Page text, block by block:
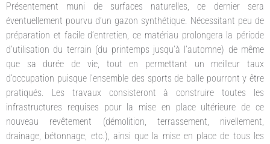
Présentement muni de surfaces naturelles, ce dernier sera
éventuellement pourvu d’un gazon synthétique. Nécessitant peu de
préparation et facile d’entretien, ce matériau prolongera la période
d’utilisation du terrain (du printemps jusqu’à l’automne) de même
que sa durée de vie, tout en permettant un meilleur taux
d’occupation puisque l’ensemble des sports de balle pourront y être
pratiqués. Les travaux consisteront à construire toutes les
infrastructures requises pour la mise en place ultérieure de ce
nouveau revêtement (démolition, terrassement, nivellement,
drainage, bétonnage, etc.), ainsi que la mise en place de tous les